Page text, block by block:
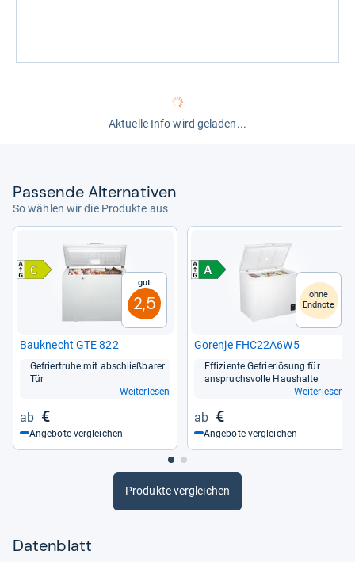
Aktuelle Info wird geladen...
Pas­sende Alter­na­ti­ven
So wählen wir die Produkte aus
Gut
2,5
Bau­knecht GTE 822
Gefrier­truhe mit abschließ­ba­rer
Tür
Weiterlesen
€
Angebote vergleichen
ohne
Endnote
Gorenje FHC22A6W5
Effi­zi­ente Gefrier­lö­sung für
anspruchs­volle Haus­halte
Weiterlesen
€
Angebote vergleichen
Produkte vergleichen
Datenblatt